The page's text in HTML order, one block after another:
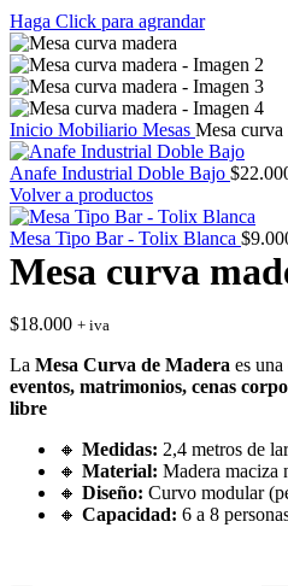
Haga Click para agrandar
Inicio Mobiliario Mesas Mesa curva
Anafe Industrial Doble Bajo $
Volver a productos
Mesa Tipo Bar - Tolix Blanca $
Mesa curva
$18.000 + iva
La Mesa Curva de Madera es
eventos, matrimonios, cenas
libre
🔸 Medidas: 2,4 metros de
🔸 Material: Madera maciza
🔸 Diseño: Curvo modular
🔸 Capacidad: 6 a 8